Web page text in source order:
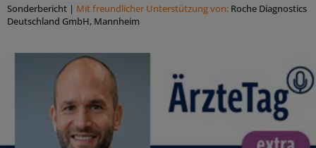
Sonderbericht | Mit freundlicher Unterstützung von: Roche Diagnostics
Deutschland GmbH, Mannheim